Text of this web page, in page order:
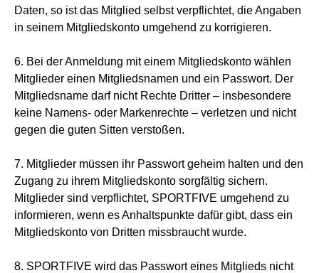
Daten, so ist das Mitglied selbst verpflichtet, die Angaben
in seinem Mitgliedskonto umgehend zu korrigieren.
6. Bei der Anmeldung mit einem Mitgliedskonto wählen
Mitglieder einen Mitgliedsnamen und ein Passwort. Der
Mitgliedsname darf nicht Rechte Dritter – insbesondere
keine Namens- oder Markenrechte – verletzen und nicht
gegen die guten Sitten verstoßen.
7. Mitglieder müssen ihr Passwort geheim halten und den
Zugang zu ihrem Mitgliedskonto sorgfältig sichern.
Mitglieder sind verpflichtet, SPORTFIVE umgehend zu
informieren, wenn es Anhaltspunkte dafür gibt, dass ein
Mitgliedskonto von Dritten missbraucht wurde.
8. SPORTFIVE wird das Passwort eines Mitglieds nicht